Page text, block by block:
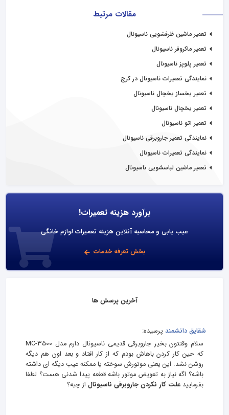
مقالات مرتبط
تعمیر ماشین ظرفشویی ناسیونال
تعمیر ماکروفر ناسیونال
تعمیر پلوپز ناسیونال
نمایندگی تعمیرات ناسیونال در کرج
تعمیر یخساز یخچال ناسیونال
تعمیر یخچال ناسیونال
تعمیر اتو ناسیونال
نمایندگی تعمیر جاروبرقی ناسیونال
نمایندگی تعمیرات ناسیونال
تعمیر ماشین لباسشویی ناسیونال
برآورد هزینه تعمیرات!
عیب یابی و محاسبه آنلاین هزینه تعمیرات لوازم خانگی
بخش تعرفه خدمات
آخرین پرسش ها
شقایق دانشمند پرسیده:
سلام وقتتون بخیر جاروبرقی قدیمی ناسیونال دارم مدل MC-3500
که حین کار کردن باهاش بودم که از کار افتاد و بعد اون هم دیگه
روشن نشد. این یعنی موتورش سوخته یا ممکنه عیب دیگه ای داشته
باشه؟ اگه نیاز به تعویض موتور باشه قطعه پیدا شدنی هست؟ لطفا
بفرمایید علت کار نکردن جاروبرقی ناسیونال از چیه؟